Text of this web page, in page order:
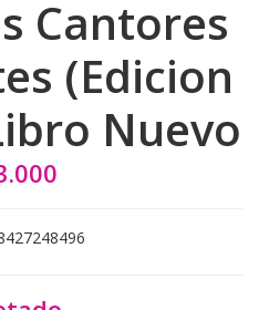
Cantores
(Edicion
Nuevo